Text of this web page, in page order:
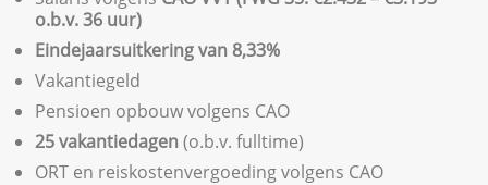
o.b.v. 36 uur)
Eindejaarsuitkering van 8,33%
Vakantiegeld
Pensioen opbouw volgens CAO
25 vakantiedagen(o.b.v. fulltime)
ORT en reiskostenvergoeding volgens CAO